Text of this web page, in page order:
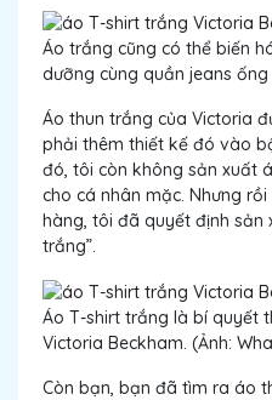
Áo trắng cũng có thể biến
dưỡng cùng quần jeans ống
Áo thun trắng của Victoria
phải thêm thiết kế đó vào
đó, tôi còn không sản xuất
cho cá nhân mặc. Nhưng
hàng, tôi đã quyết định sản
trắng”.
Áo T-shirt trắng là bí quyết
Victoria Beckham. (Ảnh:
Còn bạn, bạn đã tìm ra áo